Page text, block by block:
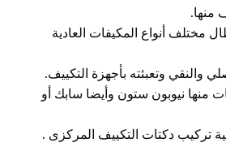
منها.
مختلف أنواع المكيفات العادية
والنقي وتعبئته بأجهزة التكييف.
منها نيوبون ستون وأيضا سابك أو
تركيب دكتات التكييف المركزى .